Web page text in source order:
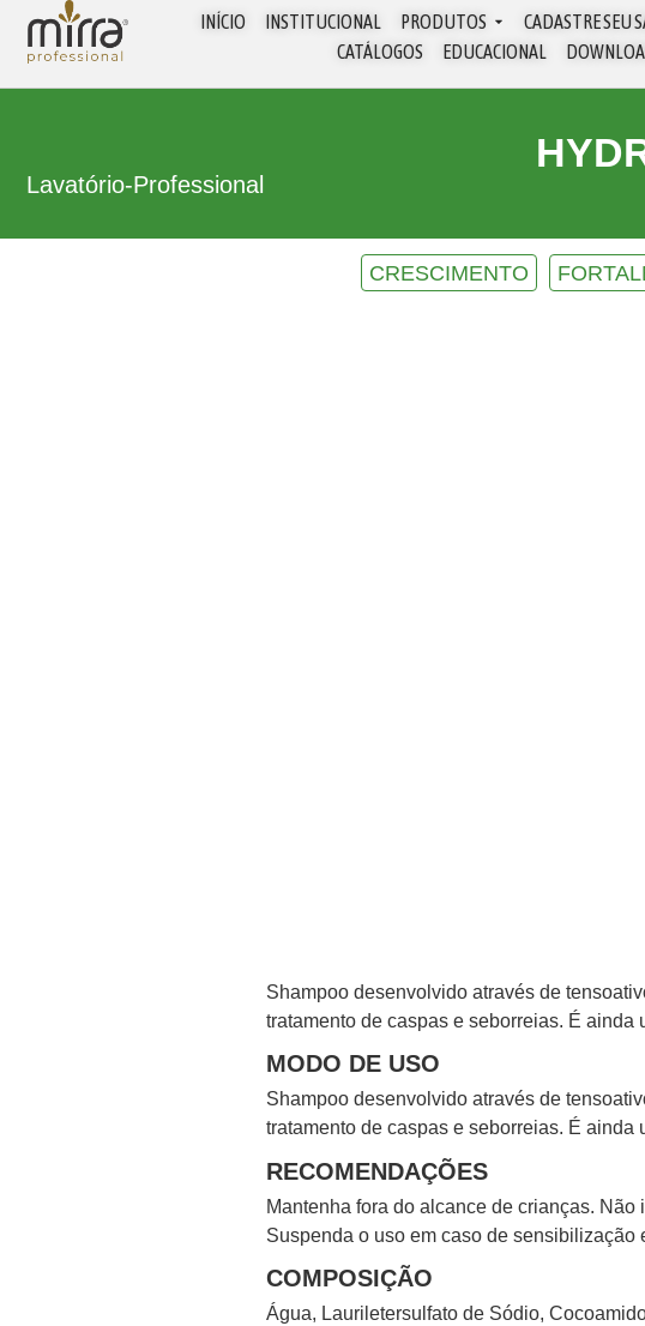
INÍCIO INSTITUCIONAL PRODUTOS CADASTRE SEU
CATÁLOGOS
EDUCACIONAL
Lavatório-Professional
CRESCIMENTO
Shampoo desenvolvido através de
tratamento de caspas e seborreias. É ainda
MODO DE USO
Shampoo desenvolvido através de
tratamento de caspas e seborreias. É ainda
RECOMENDAÇÕES
Mantenha fora do alcance de crianças.
Suspenda o uso em caso de sensibilização
COMPOSIÇÃO
Água, Lauriletersulfato de Sódio,